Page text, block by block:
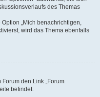
des Themas
„Mich benachrichtigen,
wird das Thema ebenfalls
den Link „Forum
befindet.